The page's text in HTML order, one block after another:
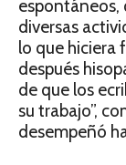
espontáneos,
diversas
lo que hiciera
después
de que los
su trabajo”,
desempeñó